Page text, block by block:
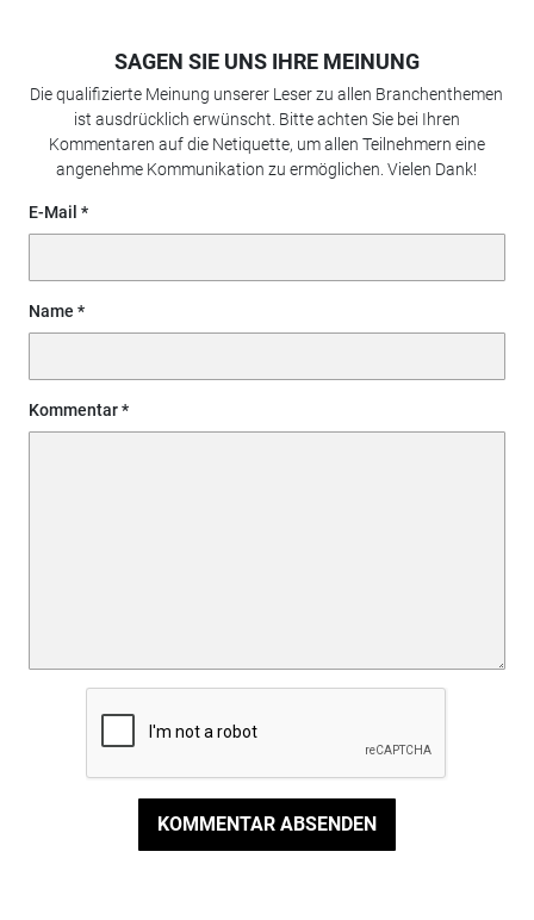
SAGEN SIE UNS IHRE MEINUNG
Die qualifizierte Meinung unserer Leser zu allen Branchenthemen
ist ausdrücklich erwünscht. Bitte achten Sie bei Ihren
Kommentaren auf die Netiquette, um allen Teilnehmern eine
angenehme Kommunikation zu ermöglichen. Vielen Dank!
E-Mail
Name
Kommentar
KOMMENTAR ABSENDEN